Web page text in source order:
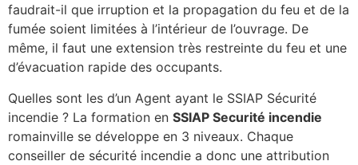
faudrait-il que irruption et la propagation du feu et de la
fumée soient limitées à l’intérieur de l’ouvrage. De
même, il faut une extension très restreinte du feu et une
d’évacuation rapide des occupants.
Quelles sont les d’un Agent ayant le SSIAP Sécurité
incendie ? La formation en SSIAP Securité incendie
romainville se développe en 3 niveaux. Chaque
conseiller de sécurité incendie a donc une attribution